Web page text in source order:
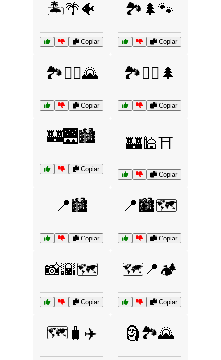
🏝️🌴🐠
Copiar
🏞️🌲🐾
Copiar
🏞️🚶‍♀️🌄
Copiar
🏞️🚶‍♂️🌲
Copiar
🏰🌉🏙️
Copiar
🏰🕌⛩️
Copiar
📍🏙️
Copiar
📍🏙️🗺️
Copiar
📸🌇🗺️
Copiar
🗺️📍🏕️
Copiar
🗺️🧳✈️ 🗿🏞️🌄